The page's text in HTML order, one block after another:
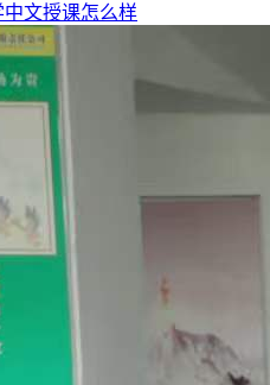
文授课怎么样